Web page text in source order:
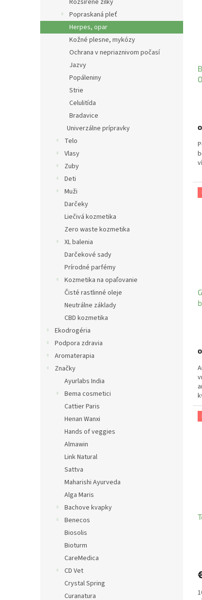
Rozšírené žilky
Popraskaná pleť
Herpes, opar
Kožné plesne, mykózy
Ochrana v nepriaznivom počasí
Jazvy
Popáleniny
Strie
Celulitída
Bradavice
Univerzálne prípravky
Telo
Vlasy
Zuby
Deti
Muži
Darčeky
Liečivá kozmetika
Zero waste kozmetika
XL balenia
Darčekové sady
Prírodné parfémy
Kozmetika na opaľovanie
Čisté rastlinné oleje
Neutrálne základy
CBD kozmetika
Ekodrogéria
Podpora zdravia
Aromaterapia
Značky
Ayurlabs India
Bema cosmetici
Cattier Paris
Henan Wanxi
Hands of veggies
Almawin
Link Natural
Sattva
Maharishi Ayurveda
Alga Maris
Bachove kvapky
Benecos
Biosolis
Bioturm
CareMedica
CD Vet
Crystal Spring
Curanatura